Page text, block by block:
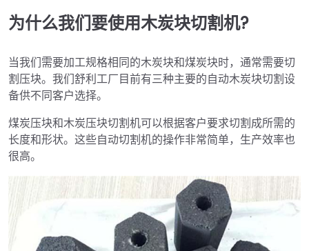
为什么我们要使用木炭块切割机?
当我们需要加工规格相同的木炭块和煤炭块时，通常需要切
割压块。我们舒利工厂目前有三种主要的自动木炭块切割设
备供不同客户选择。
煤炭压块和木炭压块切割机可以根据客户要求切割成所需的
长度和形状。这些自动切割机的操作非常简单，生产效率也
很高。